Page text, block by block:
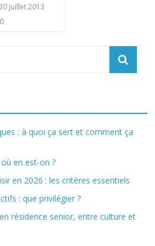
juillet 2013
0
: à quoi ça sert et comment ça
en est-on ?
en 2026 : les critères essentiels
: que privilégier ?
résidence senior, entre culture et